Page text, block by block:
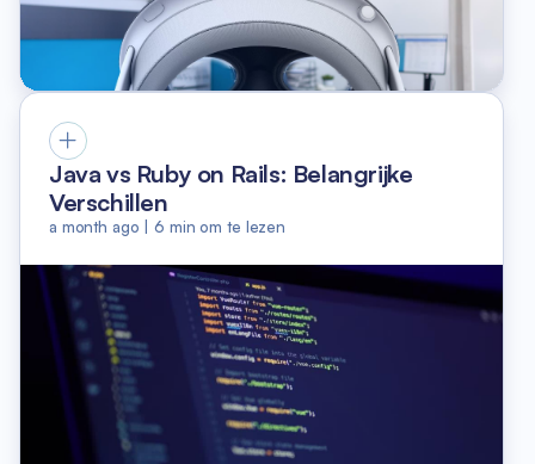
Java vs Ruby on Rails: Belangrijke
Verschillen
a month ago |6 min om te lezen